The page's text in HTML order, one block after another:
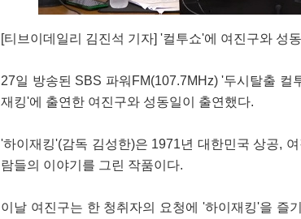
[티브이데일리 김진석 기자] '컬투쇼'에 여진구와 성
27일 방송된 SBS 파워FM(107.7MHz) '두시탈출 컬
재킹'에 출연한 여진구와 성동일이 출연했다.
'하이재킹'(감독 김성한)은 1971년 대한민국 상공,
람들의 이야기를 그린 작품이다.
이날 여진구는 한 청취자의 요청에 '하이재킹'을 즐